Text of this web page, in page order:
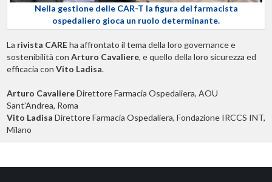
Nella gestione delle CAR-T la figura del farmacista
ospedaliero gioca un ruolo determinante.
La rivista CAREha affrontato il tema della loro governance e
sostenibilità con Arturo Cavaliere, e quello della loro sicurezza ed
efficacia con Vito Ladisa.
Arturo CavaliereDirettore Farmacia Ospedaliera, AOU
Sant’Andrea, Roma
Vito Ladisa Direttore Farmacia Ospedaliera, Fondazione IRCCS INT,
Milano